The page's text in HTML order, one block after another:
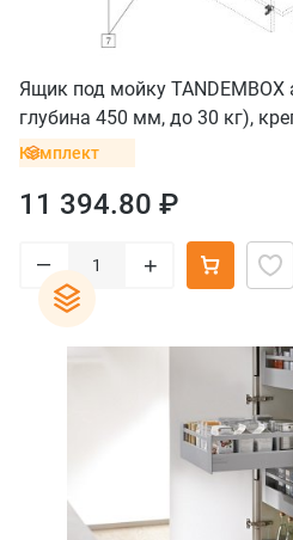
Ящик под мойку TANDEMBOX
глубина 450 мм, до 30 кг),
орион
Комплект
11 394.80 ₽
– +